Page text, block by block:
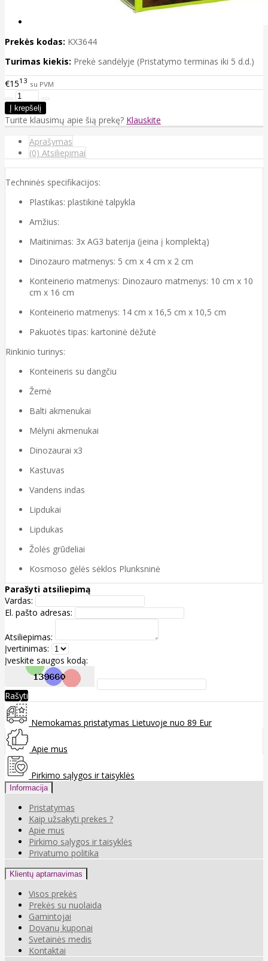
Prekės kodas: KX3644
Turimas kiekis: Prekė sandėlyje (Pristatymo terminas iki 5 d.d.)
€1513 su PVM
Turite klausimų apie šią prekę? Klauskite
Aprašymas
(0) Atsiliepimai
Techninės specifikacijos:
Plastikas: plastikinė talpykla
Amžius:
Maitinimas: 3x AG3 baterija (įeina į komplektą)
Dinozauro matmenys: 5 cm x 4 cm x 2 cm
Konteinerio matmenys: Dinozauro matmenys: 10 cm x 10
cm x 16 cm
Konteinerio matmenys: 14 cm x 16,5 cm x 10,5 cm
Pakuotės tipas: kartoninė dėžutė
Rinkinio turinys:
Konteineris su dangčiu
Žemė
Balti akmenukai
Mėlyni akmenukai
Dinozaurai x3
Kastuvas
Vandens indas
Lipdukai
Lipdukas
Žolės grūdeliai
Kosmoso gėlės sėklos Plunksninė
Parašyti atsiliepimą
Vardas:
El. pašto adresas:
Atsiliepimas:
Įvertinimas:
Įveskite saugos kodą:
Rašyti
Nemokamas pristatymas Lietuvoje nuo 89 Eur
Apie mus
Pirkimo sąlygos ir taisyklės
Informacija
Pristatymas
Kaip užsakyti prekes ?
Apie mus
Pirkimo sąlygos ir taisyklės
Privatumo politika
Klientų aptarnavimas
Visos prekės
Prekės su nuolaida
Gamintojai
Dovanų kuponai
Svetainės medis
Kontaktai